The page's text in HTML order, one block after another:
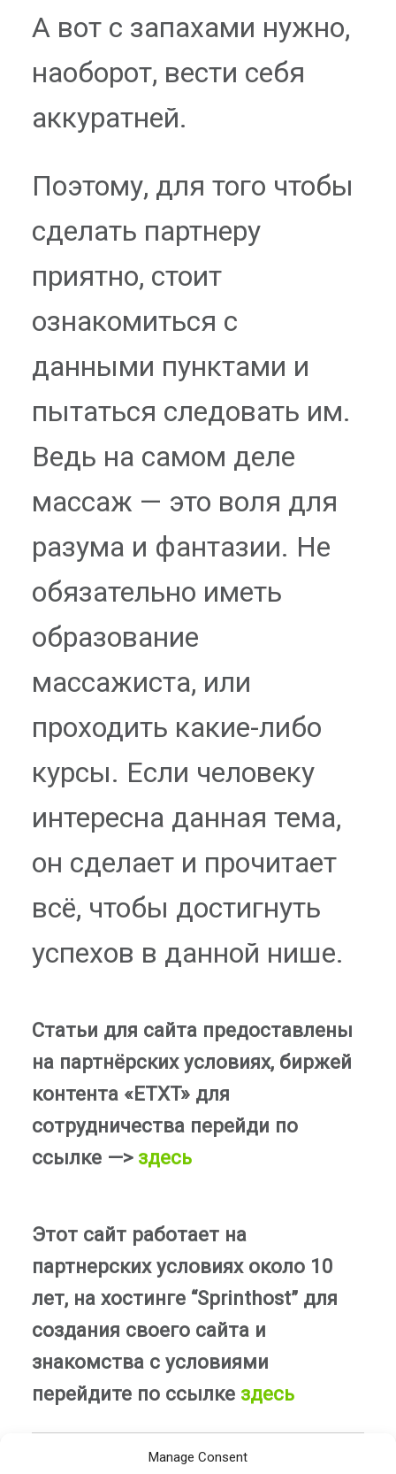
Manage Consent
А вот с запахами нужно,
наоборот, вести себя
аккуратней.
Поэтому, для того чтобы
сделать партнеру
приятно, стоит
ознакомиться с
данными пунктами и
пытаться следовать им.
Ведь на самом деле
массаж — это воля для
разума и фантазии. Не
обязательно иметь
образование
массажиста, или
проходить какие-либо
курсы. Если человеку
интересна данная тема,
он сделает и прочитает
всё, чтобы достигнуть
успехов в данной нише.
Статьи для сайта предоставлены
на партнёрских условиях, биржей
контента «ETXT» для
сотрудничества перейди по
ссылке —> здесь
Этот сайт работает на
партнерских условиях около 10
лет, на хостинге “Sprinthost” для
создания своего сайта и
знакомства с условиями
перейдите по ссылке здесь